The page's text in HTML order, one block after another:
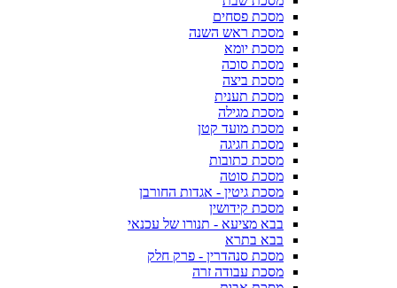
מסכת פסחים
מסכת ראש השנה
מסכת יומא
מסכת סוכה
מסכת ביצה
מסכת תענית
מסכת מגילה
מסכת מועד קטן
מסכת חגיגה
מסכת כתובות
מסכת סוטה
מסכת גיטין - אגדות החורבן
מסכת קידושין
בבא מציעא - תנורו של עכנאי
בבא בתרא
מסכת סנהדרין - פרק חלק
מסכת עבודה זרה